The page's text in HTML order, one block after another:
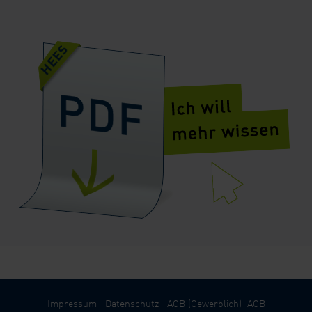
Impressum Datenschutz AGB (Gewerblich) AGB